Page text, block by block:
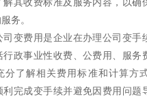
务。
司变费用是企业在办理公司变手
行政事业性收费、公费用、服务
分了解相关费用标准和计算方
完成变手续并避免因费用问题